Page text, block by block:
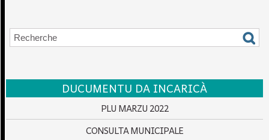
DUCUMENTU DA INCARICÀ
PLU MARZU 2022
CONSULTA MUNICIPALE